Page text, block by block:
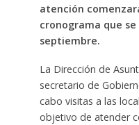
atención
cronograma que
septiembre.
La Dirección de
secretario de
cabo visitas a las
objetivo de atender